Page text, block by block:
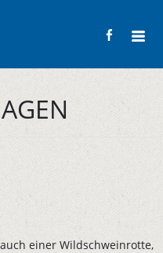
einer Wildschweinrotte,